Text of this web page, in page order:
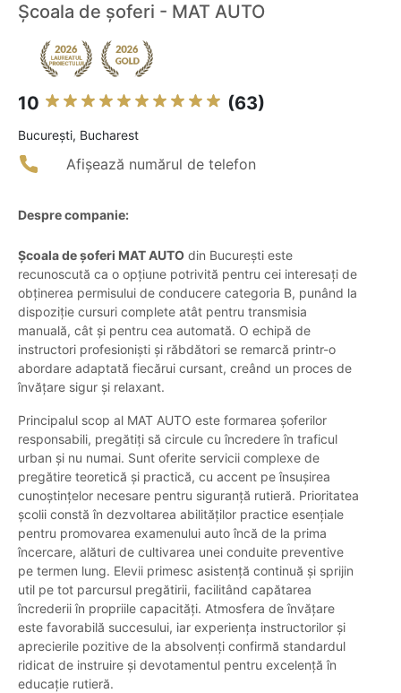
Școala de șoferi - MAT AUTO
10 (63)
Bucureşti, Bucharest
Afișează numărul de telefon
Despre companie:
Școala de șoferi MAT AUTO din București este
recunoscută ca o opțiune potrivită pentru cei interesați de
obținerea permisului de conducere categoria B, punând la
dispoziție cursuri complete atât pentru transmisia
manuală, cât și pentru cea automată. O echipă de
instructori profesioniști și răbdători se remarcă printr-o
abordare adaptată fiecărui cursant, creând un proces de
învățare sigur și relaxant.
Principalul scop al MAT AUTO este formarea șoferilor
responsabili, pregătiți să circule cu încredere în traficul
urban și nu numai. Sunt oferite servicii complexe de
pregătire teoretică și practică, cu accent pe însușirea
cunoștințelor necesare pentru siguranță rutieră. Prioritatea
școlii constă în dezvoltarea abilităților practice esențiale
pentru promovarea examenului auto încă de la prima
încercare, alături de cultivarea unei conduite preventive
pe termen lung. Elevii primesc asistență continuă și sprijin
util pe tot parcursul pregătirii, facilitând capătarea
încrederii în propriile capacități. Atmosfera de învățare
este favorabilă succesului, iar experiența instructorilor și
aprecierile pozitive de la absolvenți confirmă standardul
ridicat de instruire și devotamentul pentru excelență în
educație rutieră.